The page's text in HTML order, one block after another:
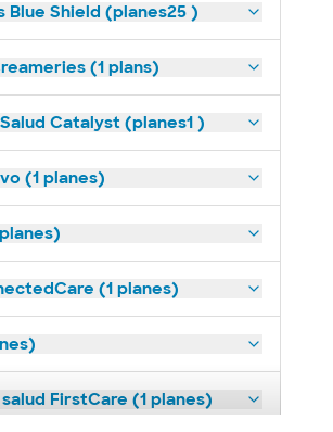
Blue Shield (planes25 )
(1 plans)
Catalyst (planes1 )
(1 planes)
(1 planes)
FirstCare (1 planes)